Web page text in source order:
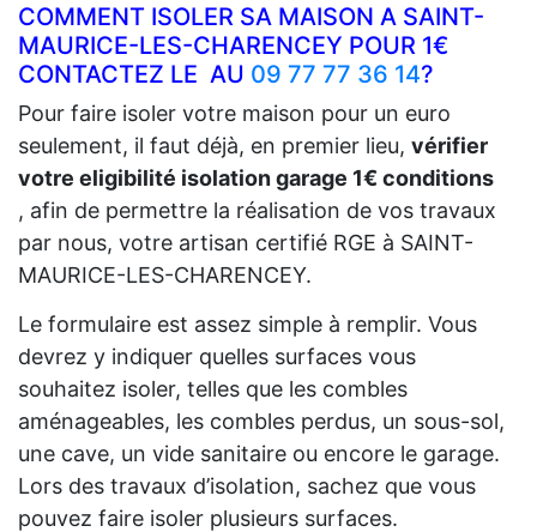
COMMENT ISOLER SA MAISON A SAINT-
MAURICE-LES-CHARENCEY POUR 1€
CONTACTEZ LE AU 09 77 77 36 14?
Pour faire isoler votre maison pour un euro
seulement, il faut déjà, en premier lieu, vérifier
votre eligibilité isolation garage 1€ conditions
, afin de permettre la réalisation de vos travaux
par nous, votre artisan certifié RGE à SAINT-
MAURICE-LES-CHARENCEY.
Le formulaire est assez simple à remplir. Vous
devrez y indiquer quelles surfaces vous
souhaitez isoler, telles que les combles
aménageables, les combles perdus, un sous-sol,
une cave, un vide sanitaire ou encore le garage.
Lors des travaux d’isolation, sachez que vous
pouvez faire isoler plusieurs surfaces.